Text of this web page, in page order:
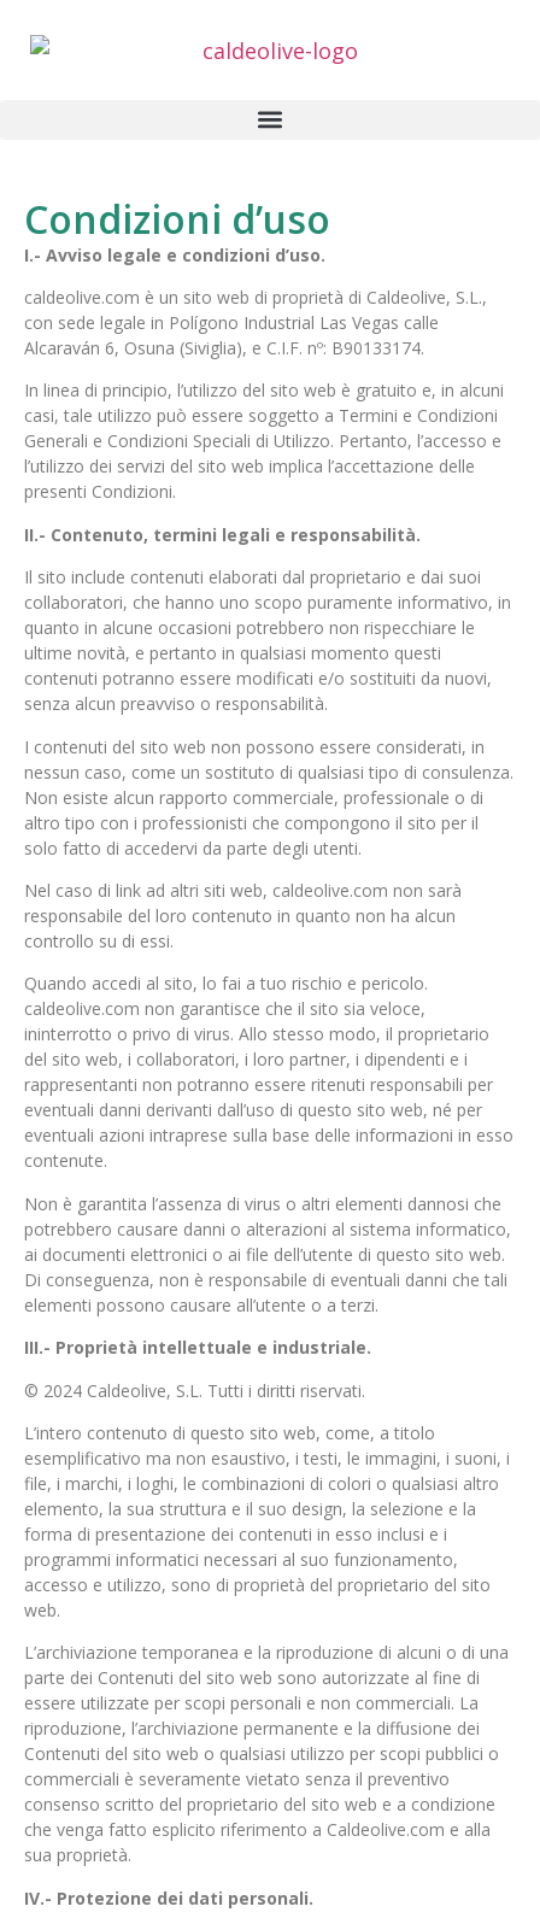
Condizioni d’uso
I.- Avviso legale e condizioni d’uso.
caldeolive.com è un sito web di proprietà di Caldeolive, S.L.,
con sede legale in Polígono Industrial Las Vegas calle
Alcaraván 6, Osuna (Siviglia), e C.I.F. nº: B90133174.
In linea di principio, l’utilizzo del sito web è gratuito e, in alcuni
casi, tale utilizzo può essere soggetto a Termini e Condizioni
Generali e Condizioni Speciali di Utilizzo. Pertanto, l’accesso e
l’utilizzo dei servizi del sito web implica l’accettazione delle
presenti Condizioni.
II.- Contenuto, termini legali e responsabilità.
Il sito include contenuti elaborati dal proprietario e dai suoi
collaboratori, che hanno uno scopo puramente informativo, in
quanto in alcune occasioni potrebbero non rispecchiare le
ultime novità, e pertanto in qualsiasi momento questi
contenuti potranno essere modificati e/o sostituiti da nuovi,
senza alcun preavviso o responsabilità.
I contenuti del sito web non possono essere considerati, in
nessun caso, come un sostituto di qualsiasi tipo di consulenza.
Non esiste alcun rapporto commerciale, professionale o di
altro tipo con i professionisti che compongono il sito per il
solo fatto di accedervi da parte degli utenti.
Nel caso di link ad altri siti web, caldeolive.com non sarà
responsabile del loro contenuto in quanto non ha alcun
controllo su di essi.
Quando accedi al sito, lo fai a tuo rischio e pericolo.
caldeolive.com non garantisce che il sito sia veloce,
ininterrotto o privo di virus. Allo stesso modo, il proprietario
del sito web, i collaboratori, i loro partner, i dipendenti e i
rappresentanti non potranno essere ritenuti responsabili per
eventuali danni derivanti dall’uso di questo sito web, né per
eventuali azioni intraprese sulla base delle informazioni in esso
contenute.
Non è garantita l’assenza di virus o altri elementi dannosi che
potrebbero causare danni o alterazioni al sistema informatico,
ai documenti elettronici o ai file dell’utente di questo sito web.
Di conseguenza, non è responsabile di eventuali danni che tali
elementi possono causare all’utente o a terzi.
III.- Proprietà intellettuale e industriale.
© 2024 Caldeolive, S.L. Tutti i diritti riservati.
L’intero contenuto di questo sito web, come, a titolo
esemplificativo ma non esaustivo, i testi, le immagini, i suoni, i
file, i marchi, i loghi, le combinazioni di colori o qualsiasi altro
elemento, la sua struttura e il suo design, la selezione e la
forma di presentazione dei contenuti in esso inclusi e i
programmi informatici necessari al suo funzionamento,
accesso e utilizzo, sono di proprietà del proprietario del sito
web.
L’archiviazione temporanea e la riproduzione di alcuni o di una
parte dei Contenuti del sito web sono autorizzate al fine di
essere utilizzate per scopi personali e non commerciali. La
riproduzione, l’archiviazione permanente e la diffusione dei
Contenuti del sito web o qualsiasi utilizzo per scopi pubblici o
commerciali è severamente vietato senza il preventivo
consenso scritto del proprietario del sito web e a condizione
che venga fatto esplicito riferimento a Caldeolive.com e alla
sua proprietà.
IV.- Protezione dei dati personali.